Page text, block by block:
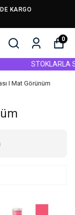
KARGO
0
STOKLARLA
I Mat Görünüm